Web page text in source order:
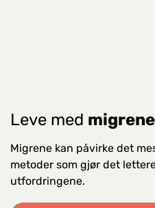
Leve med migrene
Migrene kan påvirke det
metoder som gjør det
utfordringene.